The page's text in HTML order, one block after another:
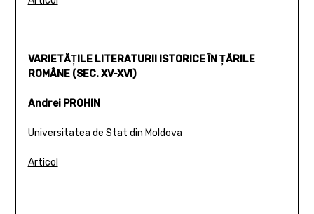
VARIETĂŢILE LITERATURII ISTORICE ÎN ŢĂRILE
ROMÂNE (SEC. XV-XVI)
Andrei PROHIN
Universitatea de Stat din Moldova
Articol